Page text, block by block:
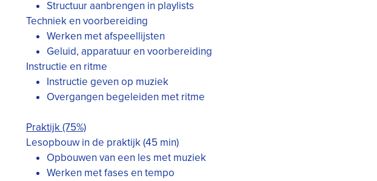
Structuur aanbrengen in playlists
Techniek en voorbereiding
Werken met afspeellijsten
Geluid, apparatuur en voorbereiding
Instructie en ritme
Instructie geven op muziek
Overgangen begeleiden met ritme
Praktijk (75%)
Lesopbouw in de praktijk (45 min)
Opbouwen van een les met muziek
Werken met fases en tempo